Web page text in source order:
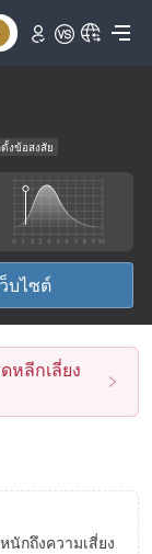
งข้อสงสัย
อยู่
ว็บไซต์
หลีกเลี่ยง
กถึงความเสี่ยง